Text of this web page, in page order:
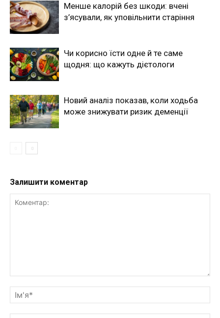
Менше калорій без шкоди: вчені
з’ясували, як уповільнити старіння
Чи корисно їсти одне й те саме
щодня: що кажуть дієтологи
Новий аналіз показав, коли ходьба
може знижувати ризик деменції
Залишити коментар